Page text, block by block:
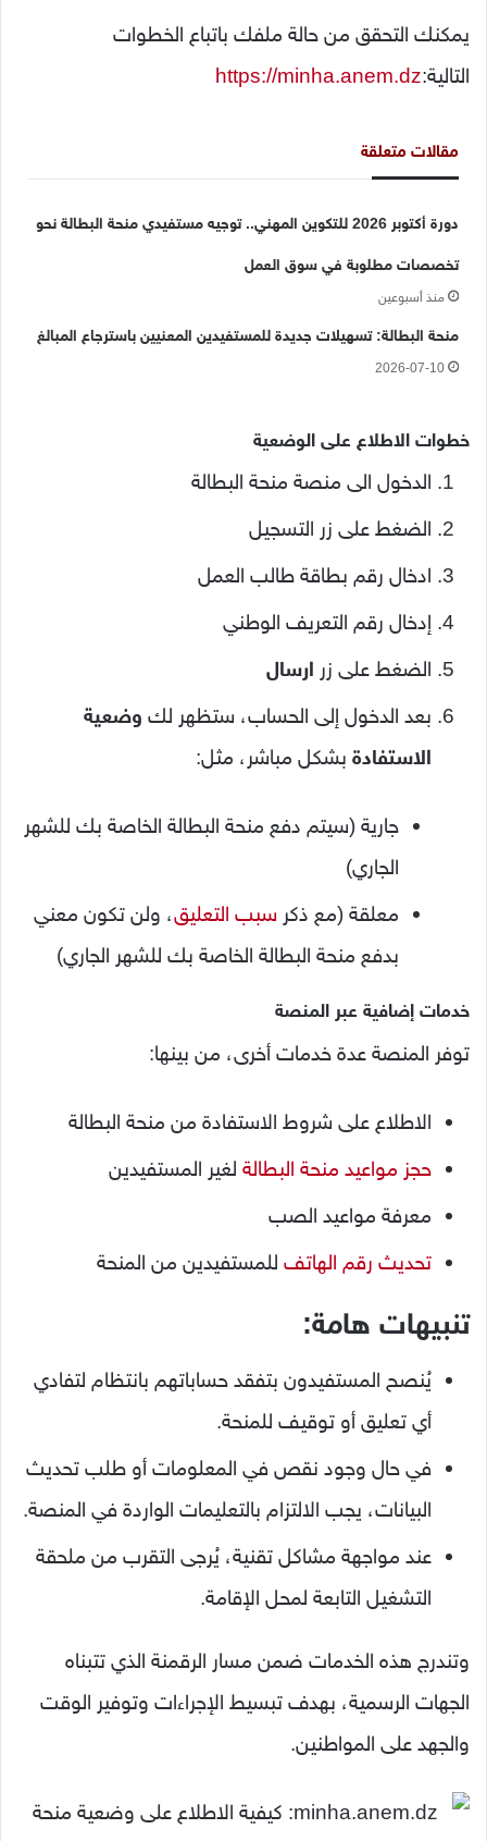
يمكنك التحقق من حالة ملفك باتباع الخطوات
التالية:https://minha.anem.dz
مقالات متعلقة
دورة أكتوبر 2026 للتكوين المهني.. توجيه مستفيدي منحة البطالة نحو
تخصصات مطلوبة في سوق العمل
منذ أسبوعين
منحة البطالة: تسهيلات جديدة للمستفيدين المعنيين باسترجاع المبالغ
2026-07-10
خطوات الاطلاع على الوضعية
الدخول الى منصة منحة البطالة
الضغط على زر التسجيل
ادخال رقم بطاقة طالب العمل
إدخال رقم التعريف الوطني
الضغط على زر ارسال
بعد الدخول إلى الحساب، ستظهر لك وضعية
الاستفادة بشكل مباشر، مثل:
جارية (سيتم دفع منحة البطالة الخاصة بك للشهر
الجاري)
معلقة (مع ذكر سبب التعليق، ولن تكون معني
بدفع منحة البطالة الخاصة بك للشهر الجاري)
خدمات إضافية عبر المنصة
توفر المنصة عدة خدمات أخرى، من بينها:
الاطلاع على شروط الاستفادة من منحة البطالة
حجز مواعيد منحة البطالة لغير المستفيدين
معرفة مواعيد الصب
تحديث رقم الهاتف للمستفيدين من المنحة
تنبيهات هامة:
يُنصح المستفيدون بتفقد حساباتهم بانتظام لتفادي
أي تعليق أو توقيف للمنحة.
في حال وجود نقص في المعلومات أو طلب تحديث
البيانات، يجب الالتزام بالتعليمات الواردة في المنصة.
عند مواجهة مشاكل تقنية، يُرجى التقرب من ملحقة
التشغيل التابعة لمحل الإقامة.
وتندرج هذه الخدمات ضمن مسار الرقمنة الذي تتبناه
الجهات الرسمية، بهدف تبسيط الإجراءات وتوفير الوقت
والجهد على المواطنين.